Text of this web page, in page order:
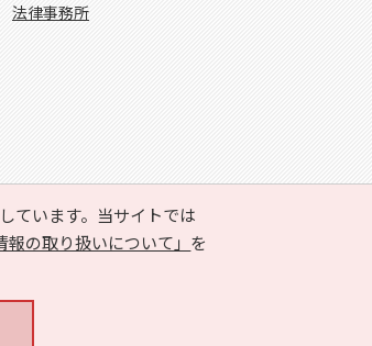
ています。当サイトでは
の取り扱いについて」 を
法律事務所